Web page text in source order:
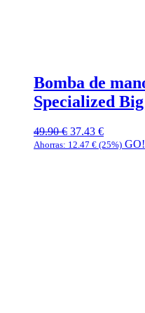
Bomba de
Specialized
49.90€ 37.43 €
Ahorras: 12.47 € (25%) GO!